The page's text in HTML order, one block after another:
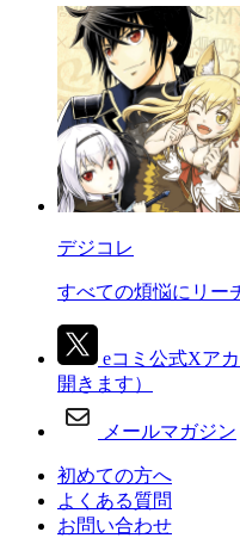
デジコレ
すべての煩悩にリー
eコミ公式Xア
開きます）
メールマガジン
初めての方へ
よくある質問
お問い合わせ